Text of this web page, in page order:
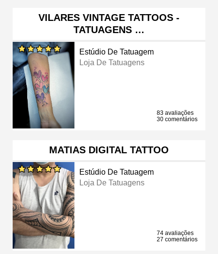
VILARES VINTAGE TATTOOS -
TATUAGENS …
Estúdio De Tatuagem
Loja De Tatuagens
83 avaliações
30 comentários
MATIAS DIGITAL TATTOO
Estúdio De Tatuagem
Loja De Tatuagens
74 avaliações
27 comentários